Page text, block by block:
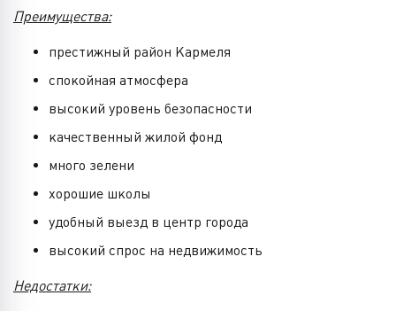
Преимущества:
престижный район Кармеля
спокойная атмосфера
высокий уровень безопасности
качественный жилой фонд
много зелени
хорошие школы
удобный выезд в центр города
высокий спрос на недвижимость
Недостатки: